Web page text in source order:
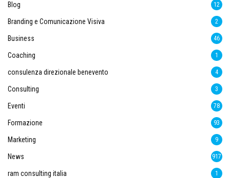
Blog 12
Branding e Comunicazione Visiva 2
Business 46
Coaching 1
consulenza direzionale benevento 4
Consulting 3
Eventi 78
Formazione 93
Marketing 9
News 917
ram consulting italia 1